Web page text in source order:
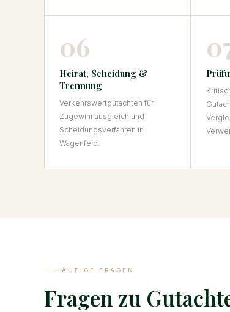
06
Heirat, Scheidung &
Trennung
Verkehrswertgutachten für
Zugewinnausgleich und
Scheidungsverfahren in
Wagenfeld.
HÄUFIGE FRAGEN
Fragen zu